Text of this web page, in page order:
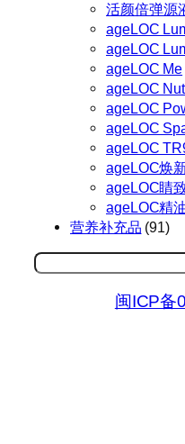
活颜倍弹源
ageLOC
ageLOC
ageLOC Me
ageLOC
ageLOC
ageLOC
ageLOC
ageLOC焕
ageLOC睛
ageLOC精
营养补充品 (91)
搜
闽ICP备